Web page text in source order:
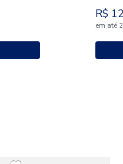
R$
em até 2